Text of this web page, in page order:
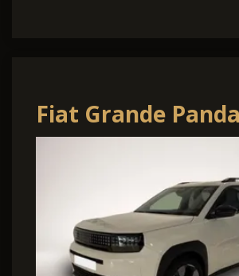
Fiat Grande
PRIMA HYBRID
81kW (110PS)